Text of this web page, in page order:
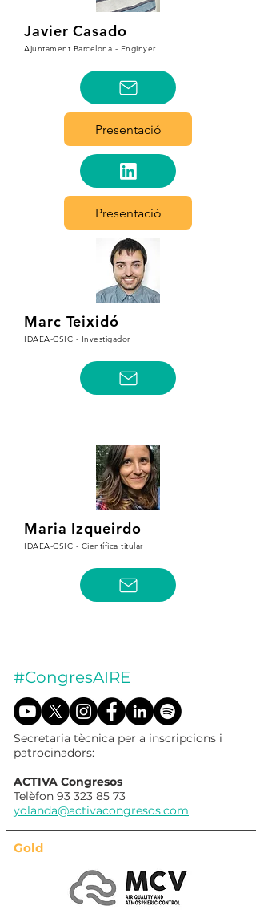
Javier Casado
Ajuntament Barcelona - Enginyer
Presentació
Presentació
Marc Teixidó
IDAEA-CSIC - Investigador
Maria Izqueirdo
IDAEA-CSIC - Científica titular
#CongresAIRE
Secretaria tècnica per a inscripcions i
patrocinadors:
ACTIVA Congresos
Telèfon 93 323 85 73
yolanda@activacongresos.com
Gold